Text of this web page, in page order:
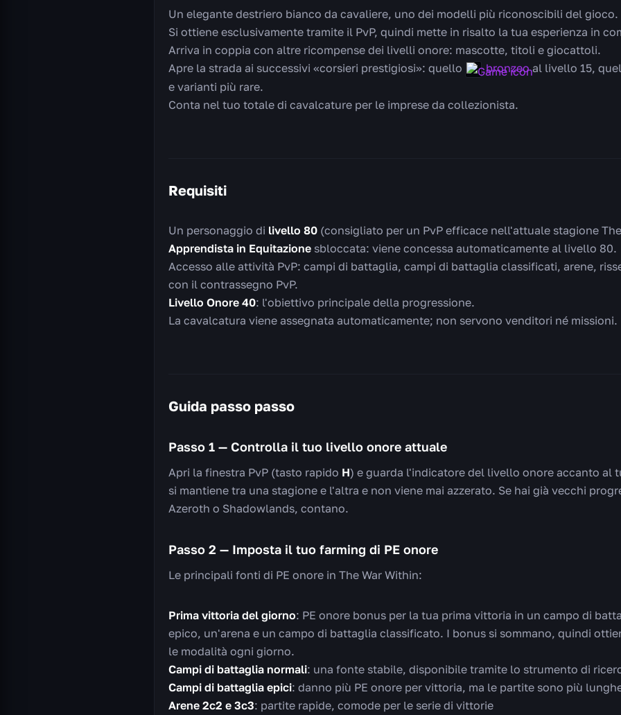
Un elegante destriero bianco da cavaliere, uno dei modelli più riconoscibili del gioco.
Si ottiene esclusivamente tramite il PvP, quindi mette in risalto la tua esperienza in
Arriva in coppia con altre ricompense dei livelli onore: mascotte, titoli e giocattoli.
Apre la strada ai successivi «corsieri prestigiosi»: quello
bronzeoal livello 15,
e varianti più rare.
Conta nel tuo totale di cavalcature per le imprese da collezionista.
Requisiti
Un personaggio di livello 80 (consigliato per un PvP efficace nell'attuale stagione
Apprendista in Equitazione sbloccata: viene concessa automaticamente al livello 80.
Accesso alle attività PvP: campi di battaglia, campi di battaglia classificati, arene,
con il contrassegno PvP.
Livello Onore 40: l'obiettivo principale della progressione.
La cavalcatura viene assegnata automaticamente; non servono venditori né missioni.
Guida passo passo
Passo 1 — Controlla il tuo livello onore attuale
Apri la finestra PvP (tasto rapido H) e guarda l'indicatore del livello onore accanto al
si mantiene tra una stagione e l'altra e non viene mai azzerato. Se hai già vecchi
Azeroth o Shadowlands, contano.
Passo 2 — Imposta il tuo farming di PE onore
Le principali fonti di PE onore in The War Within:
Prima vittoria del giorno: PE onore bonus per la tua prima vittoria in un campo di
epico, un'arena e un campo di battaglia classificato. I bonus si sommano, quindi
le modalità ogni giorno.
Campi di battaglia normali: una fonte stabile, disponibile tramite lo strumento di
Campi di battaglia epici: danno più PE onore per vittoria, ma le partite sono più
Arene 2c2 e 3c3: partite rapide, comode per le serie di vittorie